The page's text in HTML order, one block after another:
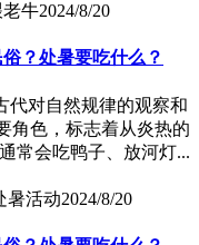
牛2024/8/20
？处暑要吃什么？
代对自然规律的观察和
角色，标志着从炎热的
常会吃鸭子、放河灯...
暑活动2024/8/20